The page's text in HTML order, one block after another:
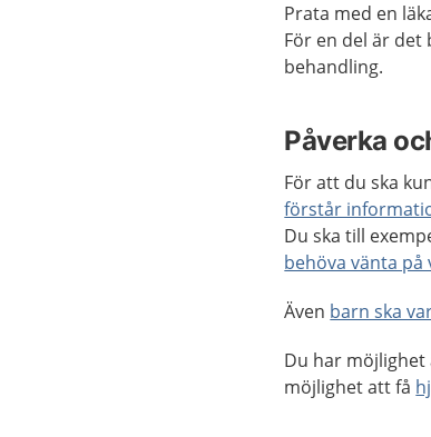
Prata med en
För en del är
behandling.
Påverka
För att du ska
förstår
Du ska till
behöva vänta
Även barn ska
Du har möjlighet
möjlighet att få